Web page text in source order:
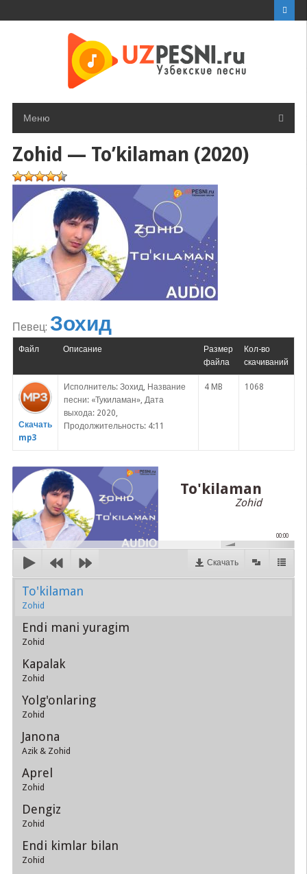
Меню
Zohid — To’kilaman (2020)
Певец: Зохид
Файл Описание
Размер
файла
Кол-во
скачиваний
Скачать
mp3
Исполнитель: Зохид, Название
песни: «Тукиламан», Дата
выхода: 2020,
Продолжительность: 4:11
4 MB 1068
To'kilaman
Zohid
00:00
Скачать
To'kilaman
Zohid
Endi mani yuragim
Zohid
Kapalak
Zohid
Yolg'onlaring
Zohid
Janona
Azik & Zohid
Aprel
Zohid
Dengiz
Zohid
Endi kimlar bilan
Zohid